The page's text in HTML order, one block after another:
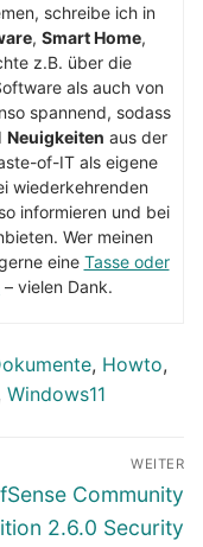
schreibe ich in
, Smart Home,
z.B. über die
als auch von
spannend, sodass
Neuigkeiten aus der
of-IT als eigene
wiederkehrenden
informieren und bei
Wer meinen
eine Tasse oder
– vielen Dank.
, Howto,
Windows11
WEITER
Community
2.6.0 Security